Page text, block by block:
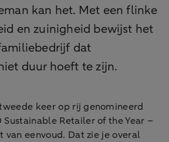
kan het. Met een flinke
en zuinigheid bewijst het
dat
duur hoeft te zijn.
keer op rij genomineerd
Sustainable Retailer of the Year –
eenvoud. Dat zie je overal